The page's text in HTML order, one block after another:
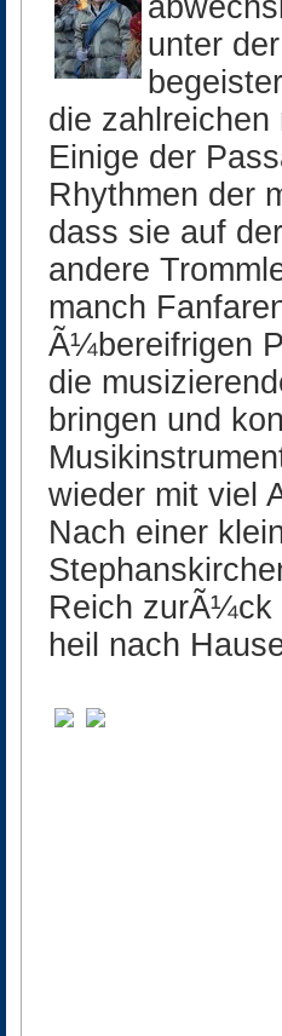
unter
die
Einige der
Rhythmen der
dass sie auf
andere
manch
Ã¼bereifrigen
die
bringen und
wieder mit viel
Nach einer
Reich zurÃ¼ck
heil nach